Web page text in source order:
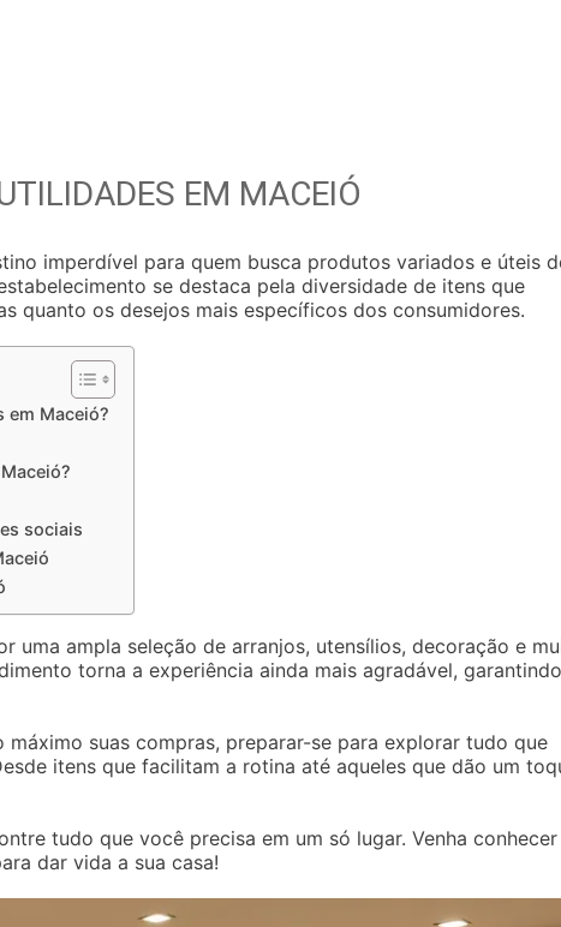
EM MACEIÓ
imperdível para quem busca produtos variados e úteis
se destaca pela diversidade de itens que
quanto os desejos mais específicos dos consumidores.
em Maceió?
sociais
uma ampla seleção de arranjos, utensílios, decoração e
torna a experiência ainda mais agradável, garantindo
suas compras, preparar-se para explorar tudo que
itens que facilitam a rotina até aqueles que dão um
tudo que você precisa em um só lugar. Venha
dar vida a sua casa!